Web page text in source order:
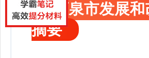
酒泉市发展
摘要